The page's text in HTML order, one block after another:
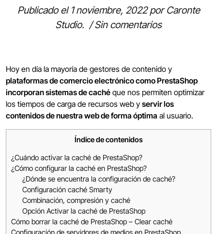
Publicado el 1 noviembre, 2022porCaronte
Studio. /Sin comentarios
Hoy en día la mayoría de gestores de contenido y
plataformas de comercio electrónico como PrestaShop
incorporan sistemas de caché que nos permiten optimizar
los tiempos de carga de recursos web y servir los
contenidos de nuestra web de forma óptima al usuario.
Índice de contenidos
¿Cuándo activar la caché de PrestaShop?
¿Cómo configurar la caché en PrestaShop?
¿Dónde se encuentra la configuración de caché?
Configuración caché Smarty
Combinación, compresión y caché
Opción Activar la caché de PrestaShop
Cómo borrar la caché de PrestaShop – Clear caché